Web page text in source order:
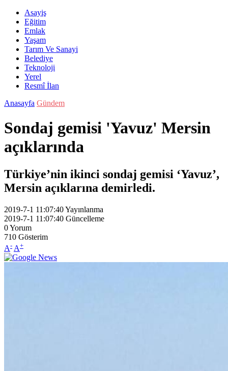
Asayiş
Eğitim
Emlak
Yaşam
Tarım Ve Sanayi
Belediye
Teknoloji
Yerel
Resmî İlan
Anasayfa Gündem
Sondaj gemisi 'Yavuz' Mersin
açıklarında
Türkiye’nin ikinci sondaj gemisi ‘Yavuz’,
Mersin açıklarına demirledi.
2019-7-1 11:07:40Yayınlanma
2019-7-1 11:07:40 Güncelleme
0Yorum
710 Gösterim
A- A+